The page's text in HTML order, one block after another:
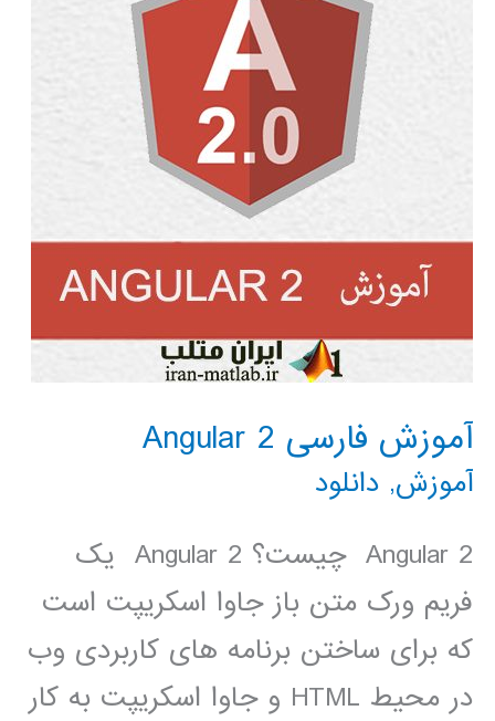
آموزش فارسی Angular 2
آموزش, دانلود
Angular 2 چیست؟ Angular 2 یک
فریم ورک متن باز جاوا اسکریپت است
که برای ساختن برنامه های کاربردی وب
در محیط HTML و جاوا اسکریپت به کار